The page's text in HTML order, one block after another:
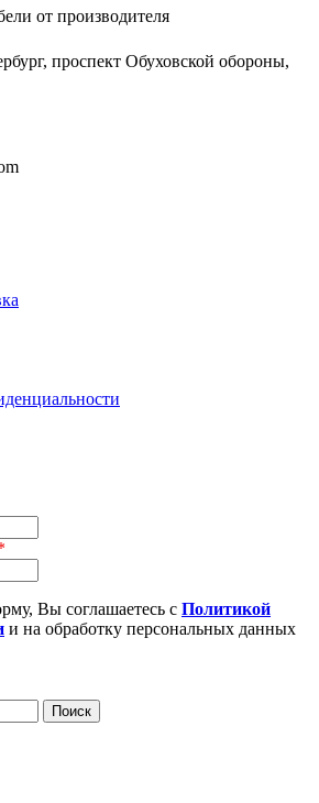
от производителя
проспект Обуховской обороны,
Вы соглашаетесь с Политикой
и на обработку персональных данных
Поиск